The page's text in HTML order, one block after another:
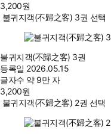
3,200원
불귀지객(不歸之客) 3권 선택
불귀지객(不歸之客) 3권
등록일 2026.05.15
글자수 약 9만 자
3,200원
불귀지객(不歸之客) 2권 선택